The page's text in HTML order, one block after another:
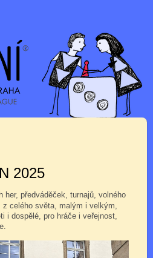
2025
předváděček, turnajů, volného
celého světa, malým i velkým,
i dospělé, pro hráče i veřejnost,